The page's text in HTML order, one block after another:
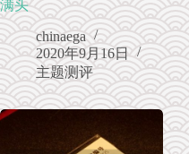
满头
chinaega
2020年9月16日
主题测评